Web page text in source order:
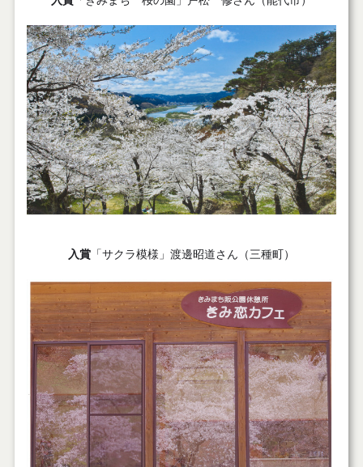
入賞「サクラ模様」渡邊昭道さん（三種町）